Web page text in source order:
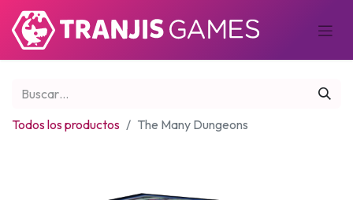
Todos los productos The Many Dungeons